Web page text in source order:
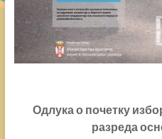
Одлука о почетку
разреда